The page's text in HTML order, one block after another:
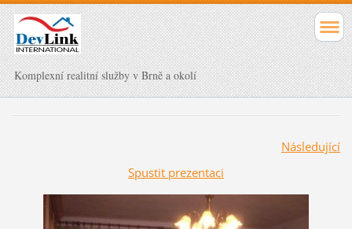
Komplexní realitní služby v Brně a okolí
Následující
Spustit prezentaci